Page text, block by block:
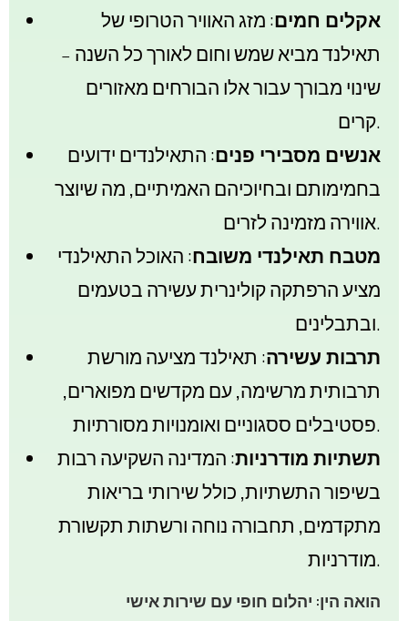
אקלים חמים: מזג האוויר הטרופי של
תאילנד מביא שמש וחום לאורך כל השנה –
שינוי מבורך עבור אלו הבורחים מאזורים
קרים.
אנשים מסבירי פנים: התאילנדים ידועים
בחמימותם ובחיוכיהם האמיתיים, מה שיוצר
אווירה מזמינה לזרים.
מטבח תאילנדי משובח: האוכל התאילנדי
מציע הרפתקה קולינרית עשירה בטעמים
ובתבלינים.
תרבות עשירה: תאילנד מציעה מורשת
תרבותית מרשימה, עם מקדשים מפוארים,
פסטיבלים ססגוניים ואומנויות מסורתיות.
תשתיות מודרניות: המדינה השקיעה רבות
בשיפור התשתיות, כולל שירותי בריאות
מתקדמים, תחבורה נוחה ורשתות תקשורת
מודרניות.
הואה הין: יהלום חופי עם שירות אישי